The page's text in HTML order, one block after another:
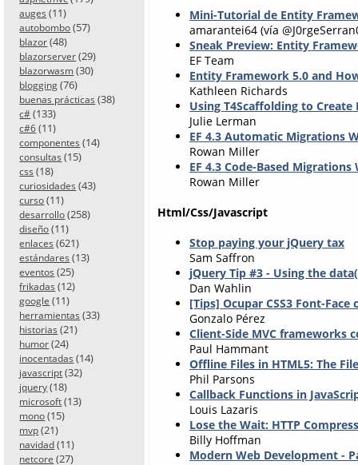
auges (11)
autobombo (57)
blazor (48)
blazorserver (29)
blazorwasm (30)
blogging (76)
buenas prácticas (38)
c# (133)
c#6 (11)
componentes (14)
consultas (15)
css (18)
curiosidades (43)
curso (11)
desarrollo (258)
diseño (11)
enlaces (621)
estándares (13)
eventos (25)
frikadas (12)
google (11)
herramientas (33)
historias (21)
humor (24)
inocentadas (14)
javascript (32)
jquery (18)
microsoft (13)
mono (15)
mvp (21)
navidad (11)
netcore (27)
Mini-Tutorial de Entity
amarantei64 (vía
Sneak Preview: Entity
EF Team
Entity Framework 5.0 and
Kathleen Richards
Using T4Scaffolding to
Julie Lerman
EF 4.3 Automatic Migrations
Rowan Miller
EF 4.3 Code-Based
Rowan Miller
Html/Css/Javascript
Stop paying your jQuery tax
Sam Saffron
jQuery Tip #3 - Using the
Dan Wahlin
[Tips] Ocupar CSS3 Font-
Gonzalo Pérez
Client-Side MVC frameworks
Paul Hammant
Offline Files in HTML5: The
Phil Parsons
Callback Functions in
Louis Lazaris
Lose the Wait: HTTP
Billy Hoffman
Modern Web Development -